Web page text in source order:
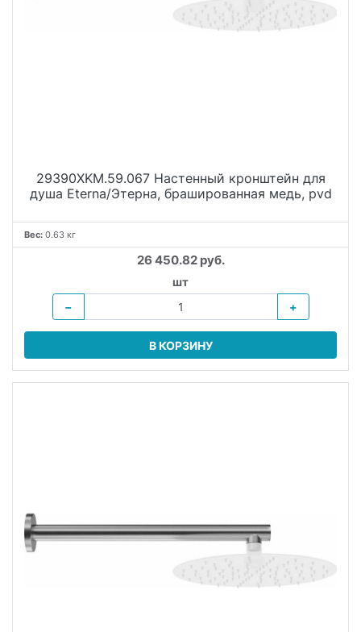
29390XKM.59.067 Настенный кронштейн для
душа Eterna/Этерна, брашированная медь, pvd
Вес: 0.63 кг
26 450.82 руб.
шт
−
+
В КОРЗИНУ